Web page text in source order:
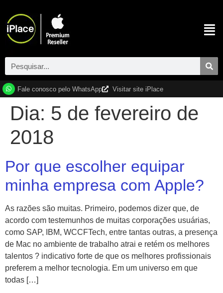
Fale conosco pelo WhatsApp Visitar site iPlace
Dia: 5 de fevereiro de
2018
Por que escolher equipar
minha empresa com Apple?
As razões são muitas. Primeiro, podemos dizer que, de
acordo com testemunhos de muitas corporações usuárias,
como SAP, IBM, WCCFTech, entre tantas outras, a presença
de Mac no ambiente de trabalho atrai e retém os melhores
talentos ? indicativo forte de que os melhores profissionais
preferem a melhor tecnologia. Em um universo em que
todas […]